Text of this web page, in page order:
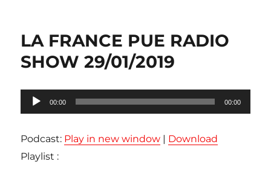
LA FRANCE PUE RADIO
SHOW 29/01/2019
Lecteur
audio
00:00 00:00
Podcast: Play in new window | Download
Playlist :